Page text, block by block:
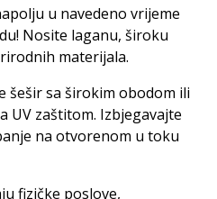
u navedeno vrijeme
Nosite laganu, široku
materijala.
šešir sa širokim obodom ili
UV zaštitom. Izbjegavajte
na otvorenom u toku
fizičke poslove,